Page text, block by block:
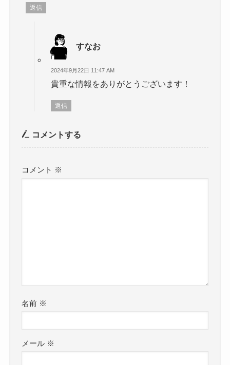
返信
すなお
2024年9月22日 11:47 AM
貴重な情報をありがとうございます！
返信
コメントする
コメント ※
名前 ※
メール ※